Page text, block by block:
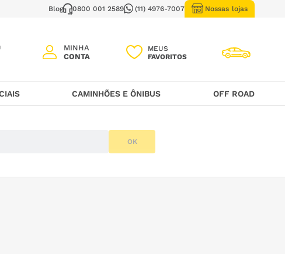
Nossas lojas
Blog 0800 001 2589 (11) 4976-7007
MEUS
CAMINHÕES E ÔNIBUS OFF ROAD
OK